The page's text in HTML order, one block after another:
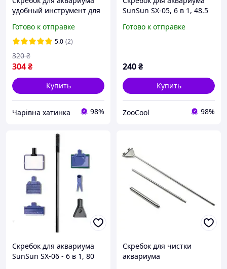
удобный инструмент для
водорослей без
повреждений.
Готово к отправке
5.0 (2)
304₴
320 ₴
Купить
Чарівна хатинка 98%
SunSun SX-05, 6 в 1, 48.5
Готово к отправке
240₴
Купить
ZooCool 98%
Скребок для аквариума
SunSun SX-06 - 6 в 1, 80
Скребок для чистки
аквариума